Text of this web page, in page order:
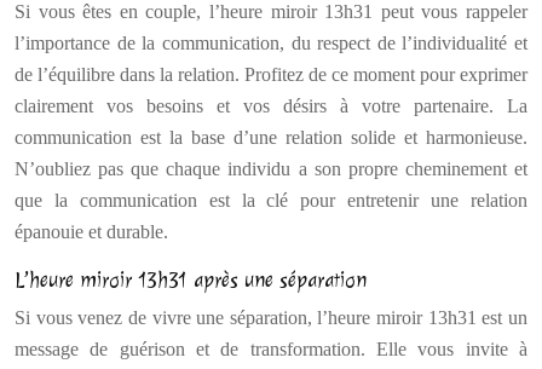
Si vous êtes en couple, l’heure miroir 13h31 peut vous rappeler
l’importance de la communication, du respect de l’individualité et
de l’équilibre dans la relation. Profitez de ce moment pour exprimer
clairement vos besoins et vos désirs à votre partenaire. La
communication est la base d’une relation solide et harmonieuse.
N’oubliez pas que chaque individu a son propre cheminement et
que la communication est la clé pour entretenir une relation
épanouie et durable.
L’heure miroir 13h31 après une séparation
Si vous venez de vivre une séparation, l’heure miroir 13h31 est un
message de guérison et de transformation. Elle vous invite à